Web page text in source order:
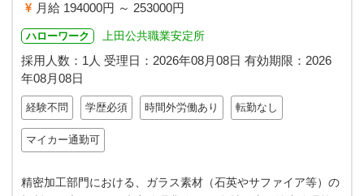
月給 194000円 ～ 253000円
ハローワーク 上田公共職業安定所
採用人数：1人 受理日： 2026年08月08日 有効期限： 2026
年08月08日
経験不問 学歴必須 時間外労働あり 転勤なし
マイカー通勤可
精密加工部門における、ガラス素材（石英やサファイア等）の